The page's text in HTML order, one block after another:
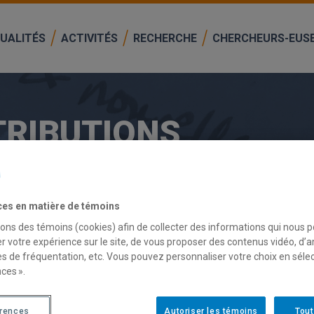
ACTIVITÉS RECHERCHE CHERCHEURS-
DE RECHERCHE ET PROJETS
en matière de témoins
des témoins (cookies) afin de collecter des informations qui nous
votre expérience sur le site, de vous proposer des contenus vidéo,
de fréquentation, etc. Vous pouvez personnaliser votre choix en
».
Autoriser les témoins